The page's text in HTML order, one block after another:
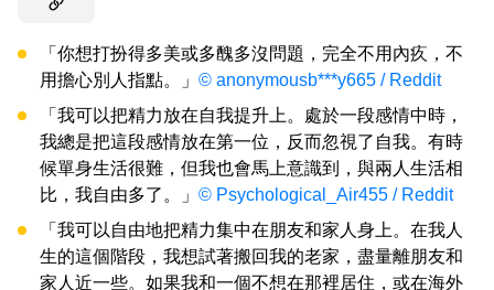
「你想打扮得多美或多醜多沒問題，完全不用內疚，不
用擔心別人指點。」 © anonymousb***y665 / Reddit
「我可以把精力放在自我提升上。處於一段感情中時，
我總是把這段感情放在第一位，反而忽視了自我。有時
候單身生活很難，但我也會馬上意識到，與兩人生活相
比，我自由多了。」 © Psychological_Air455 / Reddit
「我可以自由地把精力集中在朋友和家人身上。在我人
生的這個階段，我想試著搬回我的老家，盡量離朋友和
家人近一些。如果我和一個不想在那裡居住，或在海外